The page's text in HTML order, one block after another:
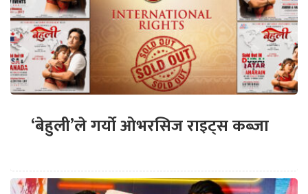
‘बेहुली’ले गर्यो ओभरसिज राइट्स कब्जा